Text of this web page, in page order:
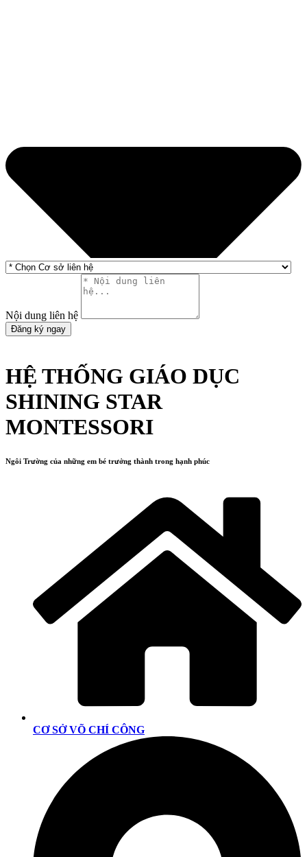
Nội dung liên hệ
Đăng ký ngay
HỆ THỐNG GIÁO DỤC
SHINING STAR
MONTESSORI
Ngôi Trường của những em bé trưởng thành trong hạnh phúc
CƠ SỞ VÕ CHÍ CÔNG